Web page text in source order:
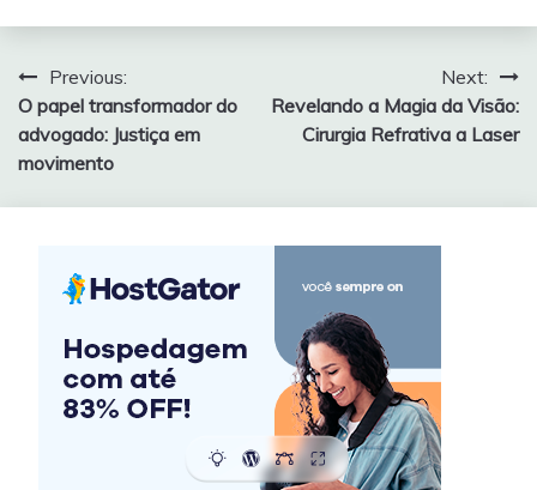
Navegação
de
Post
Previous:
O papel transformador do
advogado: Justiça em
movimento
Next:
Revelando a Magia da Visão:
Cirurgia Refrativa a Laser